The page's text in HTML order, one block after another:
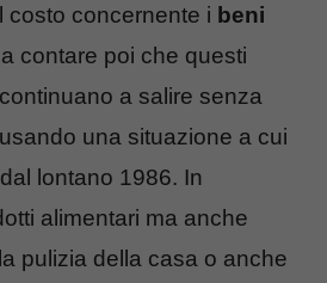
costo concernente i beni
contare poi che questi
a salire senza
una situazione a cui
lontano 1986. In
alimentari ma anche
pulizia della casa o anche